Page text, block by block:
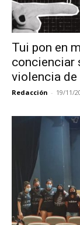
Tui pon en
concienciar
violencia de
Redacción - 19/11/